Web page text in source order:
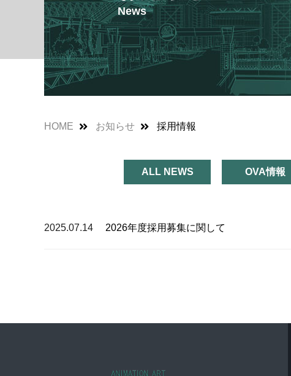
News
HOME お知らせ 採用情報
ALL NEWS OVA情報
2025.07.14 2026年度採用募集に関して